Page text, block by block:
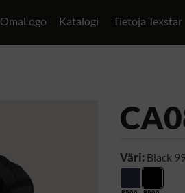
OmaLogo Katalogi Tietoja Texstar
Väri: Black